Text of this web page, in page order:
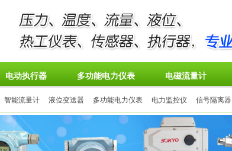
电动执行器 多功能电力仪表 电磁流量计
智能流量计 液位变送器 多功能电力仪表 电力监控仪 信号隔离器